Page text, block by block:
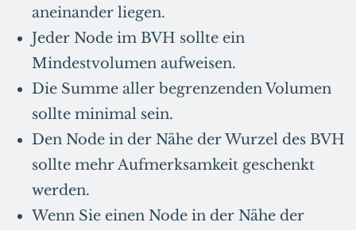
aneinander liegen.
Jeder Node im BVH sollte ein
Mindestvolumen aufweisen.
Die Summe aller begrenzenden Volumen
sollte minimal sein.
Den Node in der Nähe der Wurzel des BVH
sollte mehr Aufmerksamkeit geschenkt
werden.
Wenn Sie einen Node in der Nähe der